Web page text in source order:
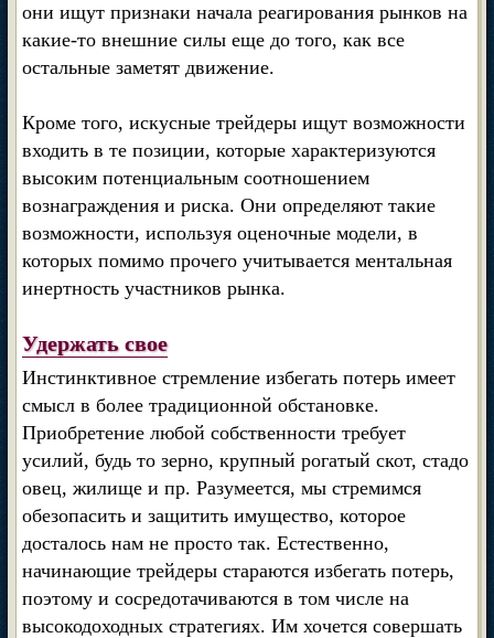
они ищут признаки начала реагирования рынков на
какие-то внешние силы еще до того, как все
остальные заметят движение.
Кроме того, искусные трейдеры ищут возможности
входить в те позиции, которые характеризуются
высоким потенциальным соотношением
вознаграждения и риска. Они определяют такие
возможности, используя оценочные модели, в
которых помимо прочего учитывается ментальная
инертность участников рынка.
Удержать свое
Инстинктивное стремление избегать потерь имеет
смысл в более традиционной обстановке.
Приобретение любой собственности требует
усилий, будь то зерно, крупный рогатый скот, стадо
овец, жилище и пр. Разумеется, мы стремимся
обезопасить и защитить имущество, которое
досталось нам не просто так. Естественно,
начинающие трейдеры стараются избегать потерь,
поэтому и сосредотачиваются в том числе на
высокодоходных стратегиях. Им хочется совершать